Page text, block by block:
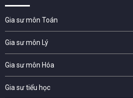
Gia sư môn Toán
Gia sư môn Lý
Gia sư môn Hóa
Gia sư tiểu học